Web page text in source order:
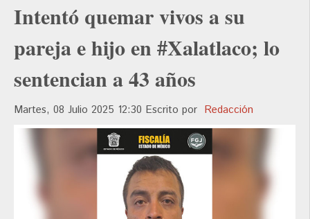
Intentó quemar vivos a su
pareja e hijo en #Xalatlaco; lo
sentencian a 43 años
Martes, 08 Julio 2025 12:30 Escrito por Redacción